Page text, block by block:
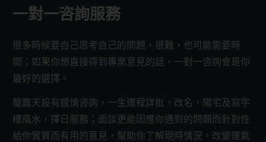
一對一咨詢服務
很多時候要自己思考自己的問題，很難，也可能需要時
間；如果你想直接得到專業意見的話，一對一咨詢會是你
最好的選擇。
龍震天設有感情咨詢，一生運程詳批，改名，陽宅及寫字
樓風水，擇日服務；面談更能因應你遇到的問題而針對性
給你實質而有用的意見，幫助你了解現時情況，改變運氣